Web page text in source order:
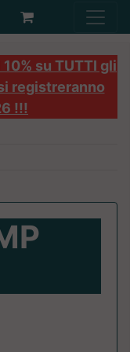
su TUTTI gli
registreranno
!!!